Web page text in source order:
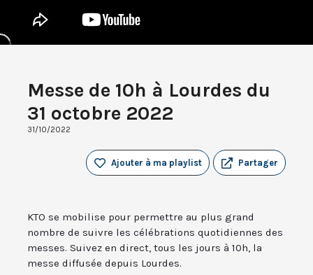
Messe de 10h à Lourdes du
31 octobre 2022
31/10/2022
Partager
Ajouter à ma playlist
KTO se mobilise pour permettre au plus grand
nombre de suivre les célébrations quotidiennes des
messes. Suivez en direct, tous les jours à 10h, la
messe diffusée depuis Lourdes.